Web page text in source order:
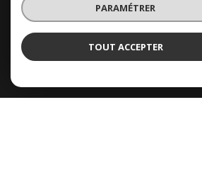
Admin
Nos honoraires
PARAMÉTRER
TOUT ACCEPTER